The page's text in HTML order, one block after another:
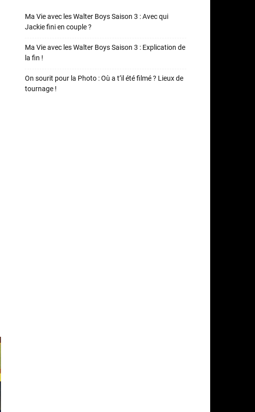
Ma Vie avec les Walter Boys Saison 3 : Avec qui
Jackie fini en couple ?
Ma Vie avec les Walter Boys Saison 3 : Explication de
la fin !
On sourit pour la Photo : Où a t’il été filmé ? Lieux de
tournage !